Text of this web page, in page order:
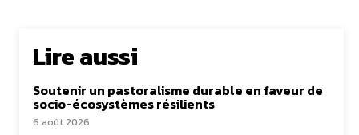
Lire aussi
Soutenir un pastoralisme durable en faveur de
socio-écosystèmes résilients
6 août 2026